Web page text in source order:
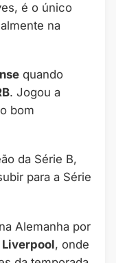
é o único
na
quando
. Jogou a
bom
da Série B,
para a Série
Alemanha por
Liverpool, onde